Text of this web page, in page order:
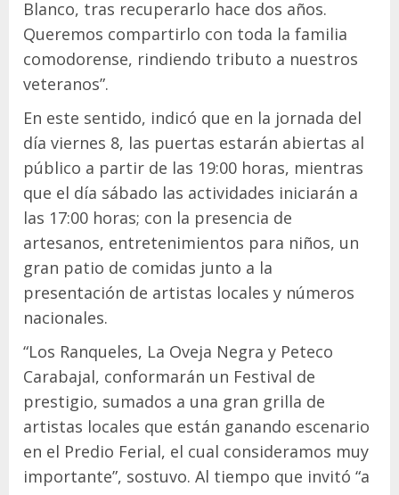
Blanco, tras recuperarlo hace dos años.
Queremos compartirlo con toda la familia
comodorense, rindiendo tributo a nuestros
veteranos”.
En este sentido, indicó que en la jornada del
día viernes 8, las puertas estarán abiertas al
público a partir de las 19:00 horas, mientras
que el día sábado las actividades iniciarán a
las 17:00 horas; con la presencia de
artesanos, entretenimientos para niños, un
gran patio de comidas junto a la
presentación de artistas locales y números
nacionales.
“Los Ranqueles, La Oveja Negra y Peteco
Carabajal, conformarán un Festival de
prestigio, sumados a una gran grilla de
artistas locales que están ganando escenario
en el Predio Ferial, el cual consideramos muy
importante”, sostuvo. Al tiempo que invitó “a